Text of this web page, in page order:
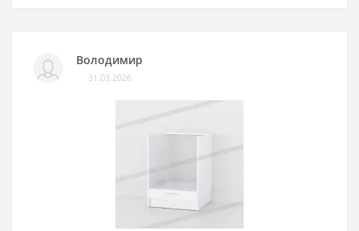
Володимир
31.03.2026